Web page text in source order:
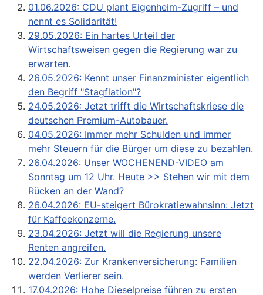
01.06.2026: CDU plant Eigenheim-Zugriff – und
nennt es Solidarität!
29.05.2026: Ein hartes Urteil der
Wirtschaftsweisen gegen die Regierung war zu
erwarten.
26.05.2026: Kennt unser Finanzminister eigentlich
den Begriff "Stagflation"?
24.05.2026: Jetzt trifft die Wirtschaftskriese die
deutschen Premium-Autobauer.
04.05.2026: Immer mehr Schulden und immer
mehr Steuern für die Bürger um diese zu bezahlen.
26.04.2026: Unser WOCHENEND-VIDEO am
Sonntag um 12 Uhr. Heute >> Stehen wir mit dem
Rücken an der Wand?
26.04.2026: EU-steigert Bürokratiewahnsinn: Jetzt
für Kaffeekonzerne.
23.04.2026: Jetzt will die Regierung unsere
Renten angreifen.
22.04.2026: Zur Krankenversicherung: Familien
werden Verlierer sein.
17.04.2026: Hohe Dieselpreise führen zu ersten